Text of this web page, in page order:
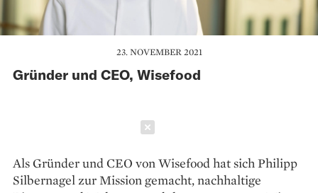
23. NOVEMBER 2021
Gründer und CEO, Wisefood
Als Gründer und CEO von Wisefood hat sich Philipp
Silbernagel zur Mission gemacht, nachhaltige